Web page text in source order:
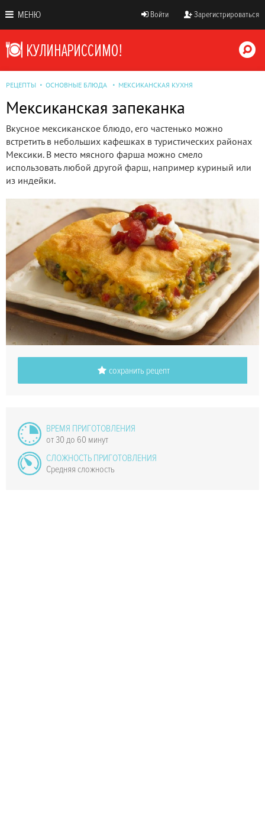
МЕНЮ Войти Зарегистрироваться
РЕЦЕПТЫ ОСНОВНЫЕ БЛЮДА МЕКСИКАНСКАЯ КУХНЯ
Мексиканская запеканка
Вкусное мексиканское блюдо, его частенько можно
встретить в небольших кафешках в туристических районах
Мексики. В место мясного фарша можно смело
использовать любой другой фарш, например куриный или
из индейки.
сохранить рецепт
ВРЕМЯ ПРИГОТОВЛЕНИЯ
от 30 до 60 минут
СЛОЖНОСТЬ ПРИГОТОВЛЕНИЯ
Средняя сложность